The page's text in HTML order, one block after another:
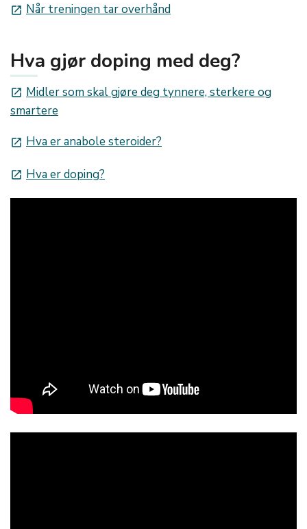
launch Når treningen tar overhånd
Hva gjør doping med deg?
launch Midler som skal gjøre deg tynnere, sterkere og
smartere
launch Hva er anabole steroider?
launch Hva er doping?